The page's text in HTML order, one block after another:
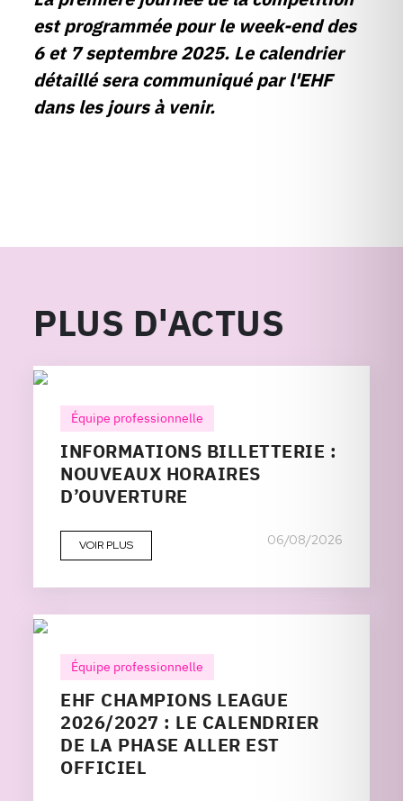
est programmée pour le week-end des
6 et 7 septembre 2025. Le calendrier
détaillé sera communiqué par l'EHF
dans les jours à venir.
PLUS D'ACTUS
Équipe professionnelle
INFORMATIONS BILLETTERIE :
NOUVEAUX HORAIRES
D’OUVERTURE
VOIR PLUS 06/08/2026
Équipe professionnelle
EHF CHAMPIONS LEAGUE
2026/2027 : LE CALENDRIER
DE LA PHASE ALLER EST
OFFICIEL